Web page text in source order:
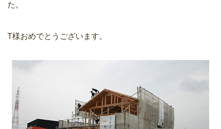
た。
T様おめでとうございます。